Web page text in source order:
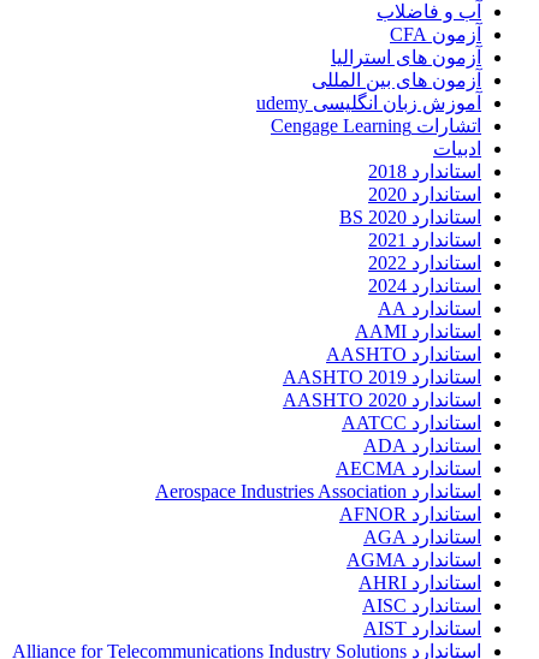
آب و فاضلاب
آزمون CFA
آزمون های استرالیا
آزمون های بین المللی
آموزش زبان انگلیسی udemy
اتشارات Cengage Learning
ادبیات
استاندارد 2018
استاندارد 2020
استاندارد 2020 BS
استاندارد 2021
استاندارد 2022
استاندارد 2024
استاندارد AA
استاندارد AAMI
استاندارد AASHTO
استاندارد AASHTO 2019
استاندارد AASHTO 2020
استاندارد AATCC
استاندارد ADA
استاندارد AECMA
استاندارد Aerospace Industries Association
استاندارد AFNOR
استاندارد AGA
استاندارد AGMA
استاندارد AHRI
استاندارد AISC
استاندارد AIST
استاندارد Alliance for Telecommunications Industry Solutions